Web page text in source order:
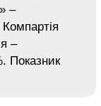
–
–
Показник